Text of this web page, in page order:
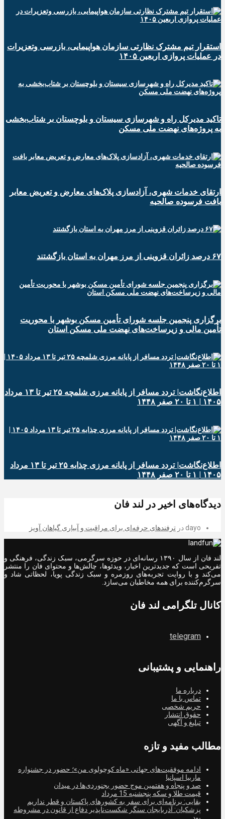
استقرار تیم مشترک نظارتی سازمان هواپیمایی، بازرسی وتعزیرات
در عملیات پروازی اربعین ۱۴۰۵
تاکید مدیرکل راه و شهرسازی سیستان و بلوچستان بر شتاب‌بخشی
به پروژه‌های نهضت ملی مسکن
ارتقای خدمات شهری، آزادسازی پلاک‌های معارض و تعریض معابر
بافت فرسوده صالحیه
۶۷ درصد زائران قزوینی از مرز مهران به استان بازگشتند
برگزاری پنجمین جلسه شورای تأمین مسکن بوشهر با محوریت
تأمین مالی و زیرساخت‌های نهضت ملی مسکن استان
اطلاع‌نگاشت| تردد مسافر از پایانه‌ مرزی شلمچه ۲۵ تیر تا ۱۳ مرداد
۱۴۰۵ | ۱ تا ۲۰ صفر ۱۴۴۸
اطلاع‌نگاشت| تردد مسافر از پایانه‌ مرزی چذابه ۲۵ تیر تا ۱۳ مرداد
۱۴۰۵ | ۱ تا ۲۰ صفر ۱۴۴۸
دیدگاه‌های اخیر در لند فان
dayo در ترفندهای حرفه‌ای برای مراقبت و آبیاری گیاهان آویز
لند فان از سال ۱۳۹۰ رسانه‌ای در حوزه سرگرمی، سبک زندگی، فرهنگی و
تفریحی است که جدیدترین اخبار، ویدئوها، چالش‌ها و محتوای فان را منتشر
می‌کند و با روایت تجربه‌های روزمره و سبک زندگی پویا، لحظاتی شاد و
سرگرم‌کننده برای همه مخاطبان می‌سازد.
کانال تلگرامی لند فان
telegram
راهنمایی و پشتیبانی
درباره ما
تماس با ما
حریم شخصی
حقوق انتشار
تبلیغ و آگهی
مطالب مفید و تازه
ادامه موفقیت‌های جهانی «ماه کوچولوی من»؛ حضور در جشنواره
ماربیا اسپانیا
صد و پنجاه و هفتمین موج حضور بجنوردی‌ها در میدان
قیمت طلا و سکه پنجشنبه 15 مرداد
بقایی: برنامه‌ای برای سفر به کشورهای پاکستان و قطر نداریم
پزشکیان: آذربایجان سنگر شکست‌ناپذیر دفاع از قانون در مشروطه